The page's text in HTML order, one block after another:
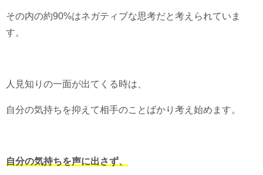
その内の約90%はネガティブな思考だと考えられていま
す。
人見知りの一面が出てくる時は、
自分の気持ちを抑えて相手のことばかり考え始めます。
自分の気持ちを声に出さず、